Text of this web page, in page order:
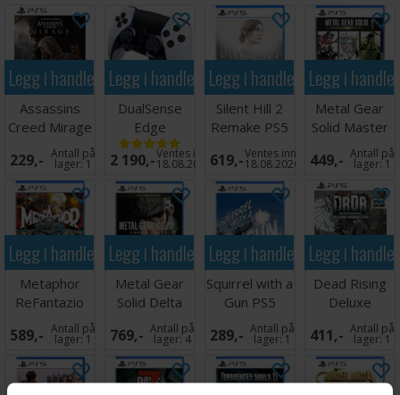
Legg i handlekurven
Assassins
Creed Mirage
PS5
229,- Antall på
lager:1
Legg i handlekurven
DualSense
Edge
Controller PS5
2 190,-Ventes inn
18.08.2026
Legg i handlekurven
Silent Hill 2
Remake PS5
619,-Ventes inn
18.08.2026
Legg i
Metal Gear
Solid Master
Coll V1 PS5
449,- Antall på
lager:1
Legg i handlekurven
Metaphor
ReFantazio
PS5
589,- Antall på
lager:1
Legg i handlekurven
Metal Gear
Solid Delta
PS5
769,- Antall på
lager:4
Legg i handlekurven
Squirrel with a
Gun PS5
289,- Antall på
lager:1
Legg i
Dead Rising
Deluxe
Remastered
PS5
411,- Antall på
lager:1